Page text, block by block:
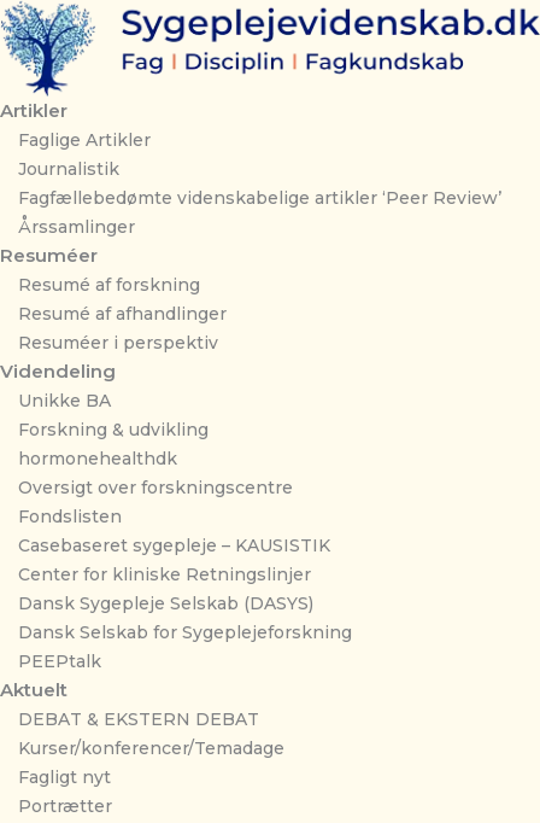
Gå
til
indholdet
Artikler
Faglige Artikler
Journalistik
Fagfællebedømte videnskabelige artikler ‘Peer Review’
Årssamlinger
Resuméer
Resumé af forskning
Resumé af afhandlinger
Resuméer i perspektiv
Videndeling
Unikke BA
Forskning & udvikling
hormonehealthdk
Oversigt over forskningscentre
Fondslisten
Casebaseret sygepleje – KAUSISTIK
Center for kliniske Retningslinjer
Dansk Sygepleje Selskab (DASYS)
Dansk Selskab for Sygeplejeforskning
PEEPtalk
Aktuelt
DEBAT & EKSTERN DEBAT
Kurser/konferencer/Temadage
Fagligt nyt
Portrætter